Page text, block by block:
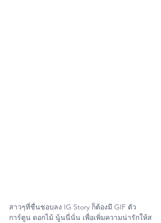
สาวๆที่ชื่นชอบลง IG Story ก็ต้องมี GIF ตัว
การ์ตูน ดอกไม้ นู้นนี่นั่น เพื่อเพิ่มความน่ารักให้ส